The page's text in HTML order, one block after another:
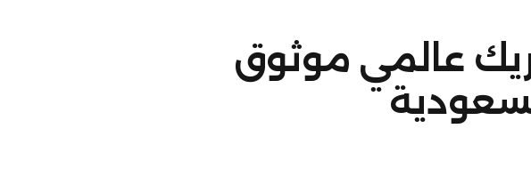
عالمي موثوق